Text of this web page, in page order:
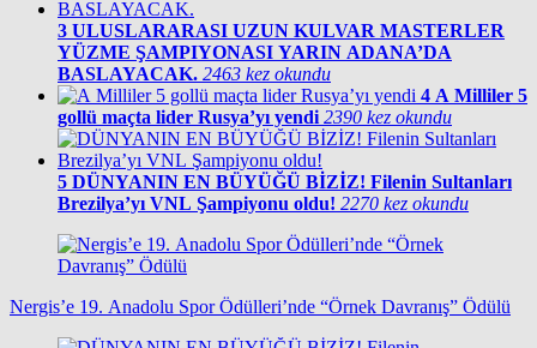
3 ULUSLARARASI UZUN KULVAR MASTERLER
YÜZME ŞAMPIYONASI YARIN ADANA’DA
BASLAYACAK. 2463 kez okundu
4 A Milliler 5
gollü maçta lider Rusya’yı yendi 2390 kez okundu
5 DÜNYANIN EN BÜYÜĞÜ BİZİZ! Filenin Sultanları
Brezilya’yı VNL Şampiyonu oldu! 2270 kez okundu
Nergis’e 19. Anadolu Spor Ödülleri’nde “Örnek Davranış” Ödülü